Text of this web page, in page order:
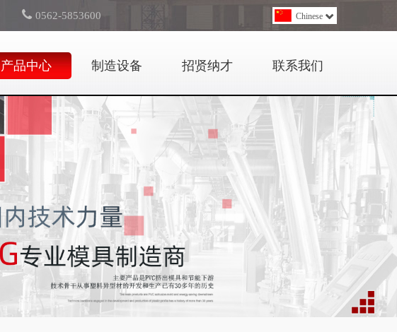
0562-5853600 Chinese
产品中心 制造设备 招贤纳才 联系我们